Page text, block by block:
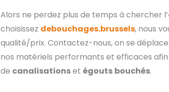
Alors ne perdez plus de temps à chercher l’
choisissez debouchages.brussels, nous
qualité/prix. Contactez-nous, on se
nos matériels performants et efficaces afin
de canalisationset égouts bouchés.